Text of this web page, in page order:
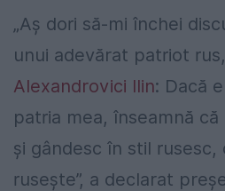
„Aș dori să-mi închei
unui adevărat patriot rus,
Alexandrovici Ilin: Dacă
patria mea, înseamnă
și gândesc în stil
rusește”, a declarat